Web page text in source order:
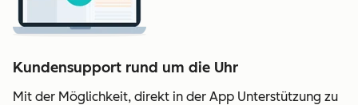
Kundensupport rund um die Uhr
Mit der Möglichkeit, direkt in der App Unterstützung zu